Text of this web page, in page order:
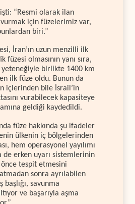
“Resmi olarak ilan
için füzelerimiz var,
biri.”
İran’ın uzun menzilli ilk
füzesi olmasının yanı sıra,
yeteneğiyle birlikte 1400 km
ilk füze oldu. Bunun da
içlerinden bile İsrail’in
vurabilecek kapasiteye
geldiği kaydedildi.
füze hakkında şu ifadeler
ülkenin iç bölgelerinden
hem operasyonel yayılımı
erken uyarı sistemlerinin
tespit etmesini
sonra ayrılabilen
başlığı, savunma
ve başarıyla aşma